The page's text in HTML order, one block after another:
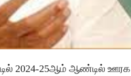
2024-25ஆம் ஆண்டில் ஊரக